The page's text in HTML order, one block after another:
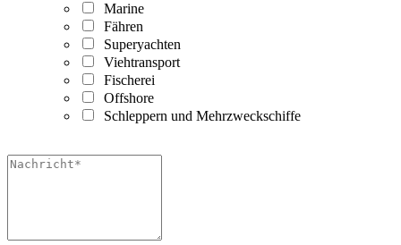
Marine
Fähren
Superyachten
Viehtransport
Fischerei
Offshore
Schleppern und Mehrzweckschiffe